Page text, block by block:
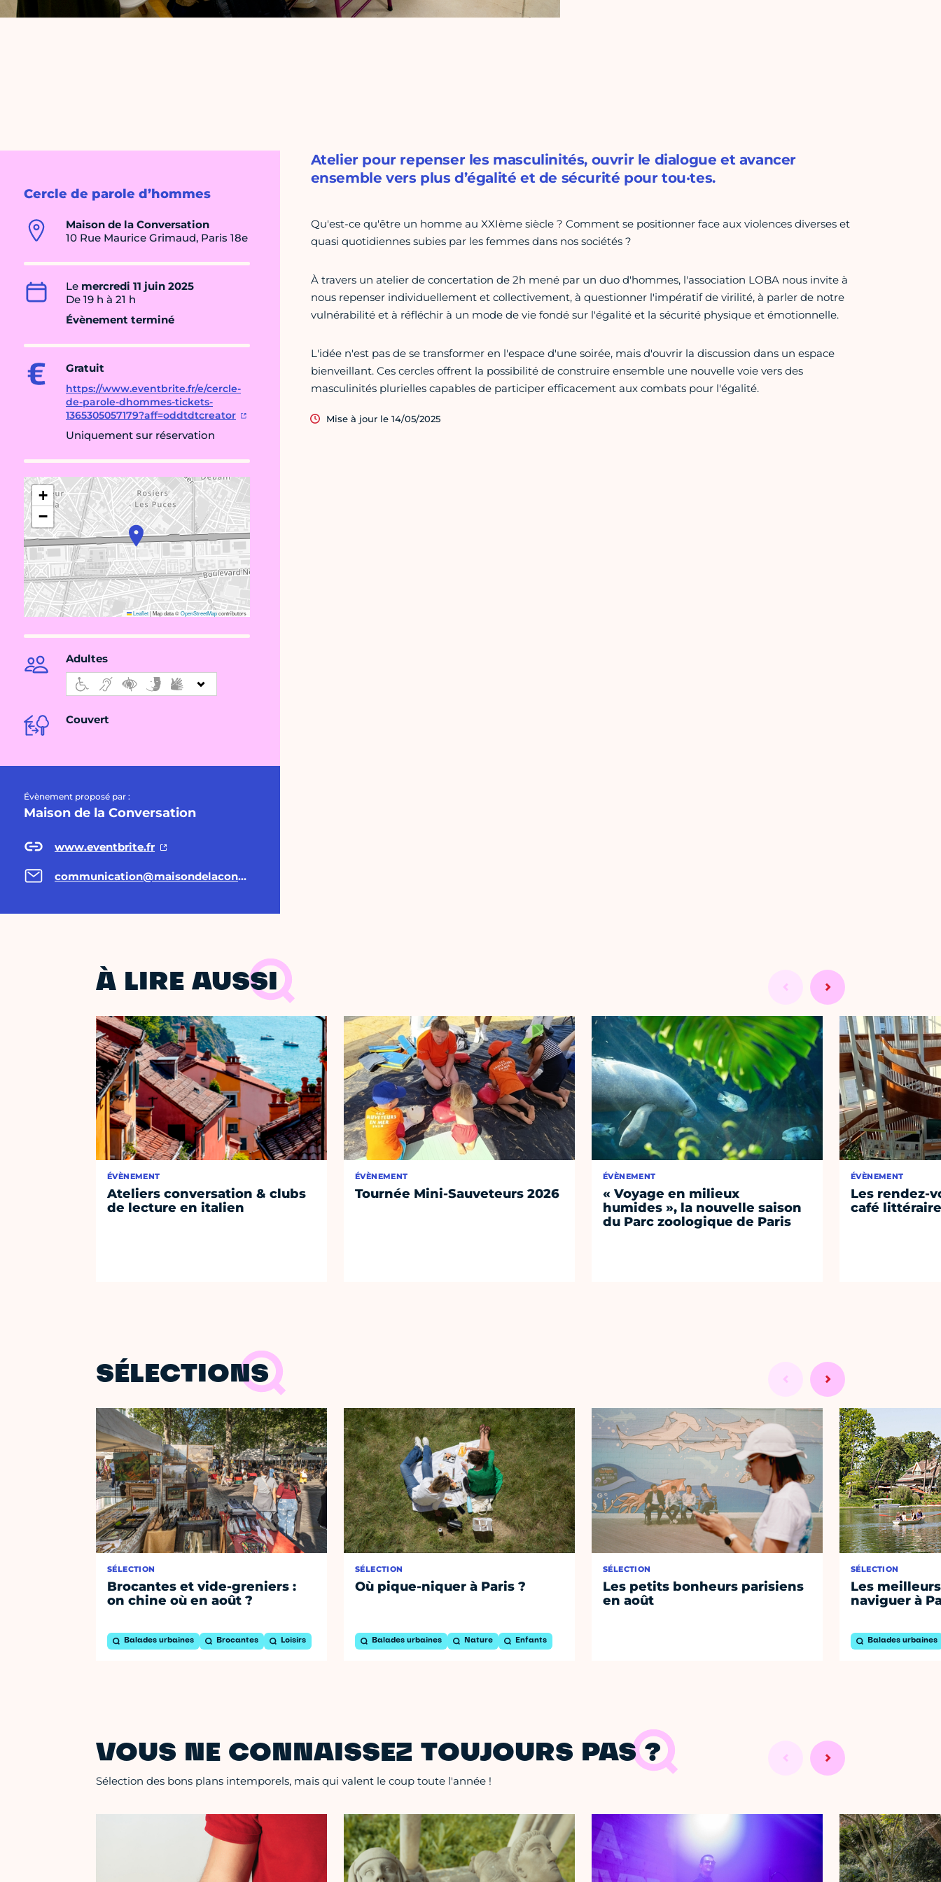
Cercle de parole d’hommes
Maison de la Conversation
10 Rue Maurice Grimaud, Paris 18e
Le mercredi 11 juin 2025
De 19 h à 21 h
Évènement terminé
Gratuit
https://www.eventbrite.fr/e/cercle-
de-parole-dhommes-tickets-
1365305057179?aff=oddtdtcreator
Uniquement sur réservation
+
−
Leaflet|Map data ©OpenStreetMapcontributors
Adultes
Couvert
Évènement proposé par :
Maison de la Conversation
www.eventbrite.fr
communication@maisondelaconversation.org
Atelier pour repenser les masculinités, ouvrir le dialogue et avancer
ensemble vers plus d’égalité et de sécurité pour tou·tes.
Qu'est-ce qu'être un homme au XXIème siècle ? Comment se positionner face aux violences diverses et
quasi quotidiennes subies par les femmes dans nos sociétés ?
À travers un atelier de concertation de 2h mené par un duo d'hommes, l'association LOBA nous invite à
nous repenser individuellement et collectivement, à questionner l'impératif de virilité, à parler de notre
vulnérabilité et à réfléchir à un mode de vie fondé sur l'égalité et la sécurité physique et émotionnelle.
L'idée n'est pas de se transformer en l'espace d'une soirée, mais d'ouvrir la discussion dans un espace
bienveillant. Ces cercles offrent la possibilité de construire ensemble une nouvelle voie vers des
masculinités plurielles capables de participer efficacement aux combats pour l'égalité.
Mise à jour le 14/05/2025
À LIRE AUSSI
ÉVÈNEMENT
Ateliers conversation & clubs
de lecture en italien
ÉVÈNEMENT
Tournée Mini-Sauveteurs 2026
ÉVÈNEMENT
« Voyage en milieux
humides », la nouvelle saison
du Parc zoologique de Paris
ÉVÈNEMENT
Les rendez-
café
SÉLECTIONS
SÉLECTION
Brocantes et vide-greniers :
on chine où en août ?
Balades urbaines Brocantes Loisirs
SÉLECTION
Où pique-niquer à Paris ?
Balades urbaines Nature Enfants
SÉLECTION
Les petits bonheurs parisiens
en août
SÉLECTION
Les
naviguer à
Balades urbaines
VOUS NE CONNAISSEZ TOUJOURS PAS ?
Sélection des bons plans intemporels, mais qui valent le coup toute l'année !